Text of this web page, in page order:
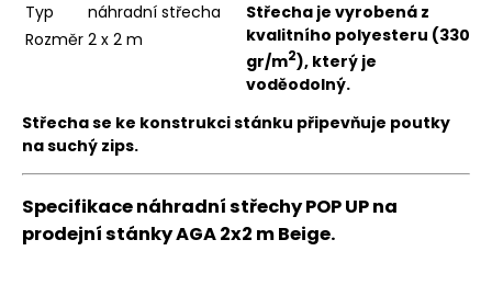
Typ
náhradní střecha
Rozměr 2 x 2 m
Střecha je vyrobená z
kvalitního polyesteru (330
gr/m2), který je
voděodolný.
Střecha se ke konstrukci stánku připevňuje poutky
na suchý zips.
Specifikace náhradní střechy POP UP na
prodejní stánky AGA 2x2 m Beige.